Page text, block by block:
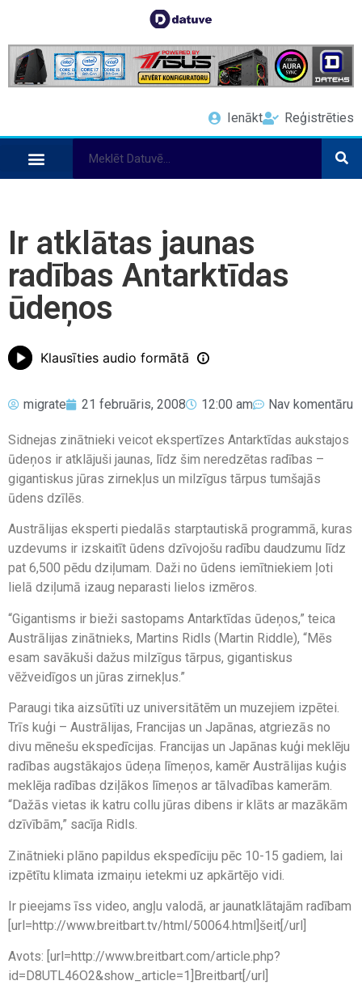
Ienākt Reģistrēties
Ir atklātas jaunas
radības Antarktīdas
ūdeņos
Klausīties audio formātā
migrate 21 februāris, 2008 12:00 am Nav komentāru
Sidnejas zinātnieki veicot ekspertīzes Antarktīdas aukstajos
ūdeņos ir atklājuši jaunas, līdz šim neredzētas radības –
gigantiskus jūras zirnekļus un milzīgus tārpus tumšajās
ūdens dzīlēs.
Austrālijas eksperti piedalās starptautiskā programmā, kuras
uzdevums ir izskaitīt ūdens dzīvojošu radību daudzumu līdz
pat 6,500 pēdu dziļumam. Daži no ūdens iemītniekiem ļoti
lielā dziļumā izaug neparasti lielos izmēros.
“Gigantisms ir bieži sastopams Antarktīdas ūdeņos,” teica
Austrālijas zinātnieks, Martins Ridls (Martin Riddle), “Mēs
esam savākuši dažus milzīgus tārpus, gigantiskus
vēžveidīgos un jūras zirnekļus.”
Paraugi tika aizsūtīti uz universitātēm un muzejiem izpētei.
Trīs kuģi – Austrālijas, Francijas un Japānas, atgriezās no
divu mēnešu ekspedīcijas. Francijas un Japānas kuģi meklēju
radības augstākajos ūdeņa līmeņos, kamēr Austrālijas kuģis
meklēja radības dziļākos līmeņos ar tālvadības kamerām.
“Dažās vietas ik katru collu jūras dibens ir klāts ar mazākām
dzīvībām,” sacīja Ridls.
Zinātnieki plāno papildus ekspedīciju pēc 10-15 gadiem, lai
izpētītu klimata izmaiņu ietekmi uz apkārtējo vidi.
Ir pieejams īss video, angļu valodā, ar jaunatklātajām radībam
[url=http://www.breitbart.tv/html/50064.html]šeit[/url]
Avots: [url=http://www.breitbart.com/article.php?
id=D8UTL46O2&show_article=1]Breitbart[/url]